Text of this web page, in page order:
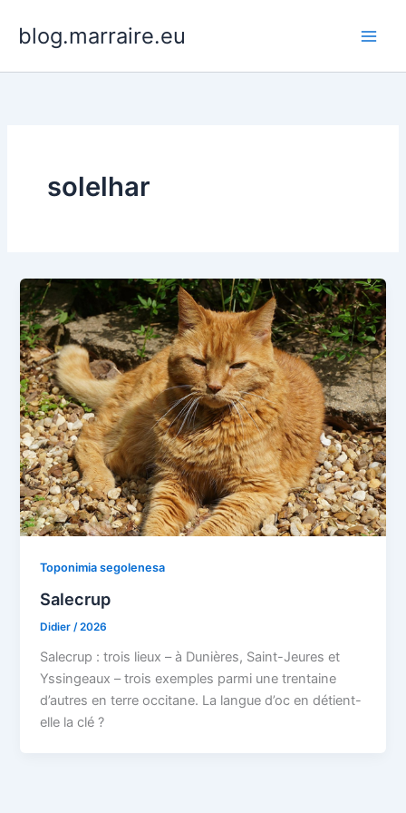
blog.marraire.eu
solelhar
Toponimia segolenesa
Salecrup
Didier/2026
Salecrup : trois lieux – à Dunières, Saint-Jeures et
Yssingeaux – trois exemples parmi une trentaine
d’autres en terre occitane. La langue d’oc en détient-
elle la clé ?